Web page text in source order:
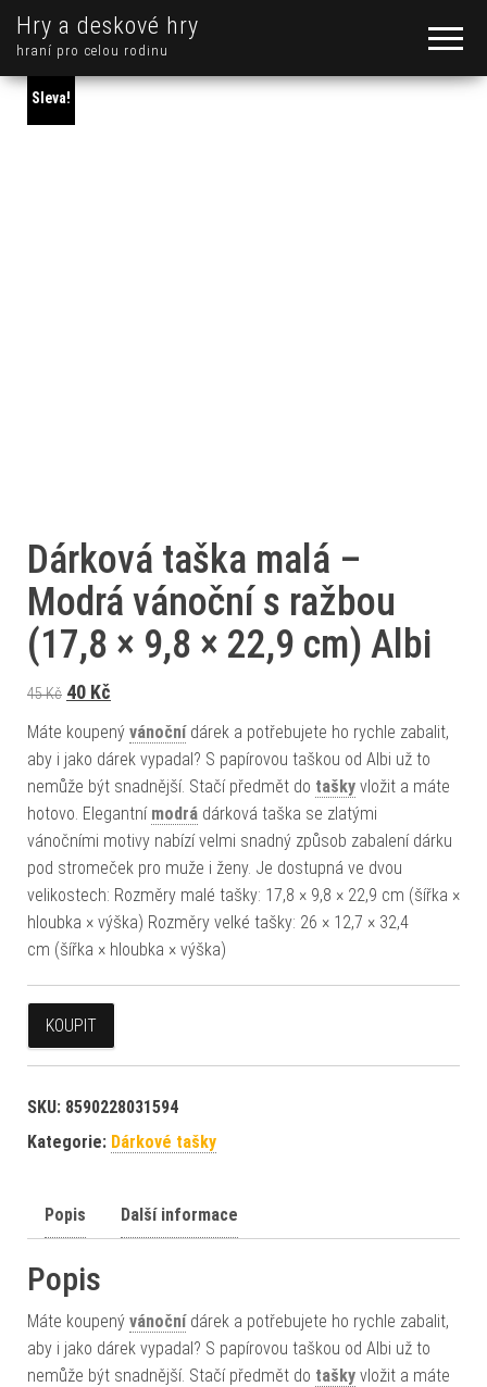
Hry a deskové hry
hraní pro celou rodinu
Sleva!
Dárková taška malá –
Modrá vánoční s ražbou
(17,8 × 9,8 × 22,9 cm) Albi
45Kč Původní cena byla: 45 Kč.
40 Kč
Máte koupený vánočnídárek a potřebujete ho rychle zabalit,
aby i jako dárek vypadal? S papírovou taškou od Albi už to
nemůže být snadnější. Stačí předmět do tašky vložit a máte
hotovo. Elegantní modrá dárková taška se zlatými
vánočními motivy nabízí velmi snadný způsob zabalení dárku
pod stromeček pro muže i ženy. Je dostupná ve dvou
velikostech: Rozměry malé tašky: 17,8 × 9,8 × 22,9 cm (šířka ×
hloubka × výška) Rozměry velké tašky: 26 × 12,7 × 32,4
cm (šířka × hloubka × výška)
KOUPIT
SKU: 8590228031594
Kategorie: Dárkové tašky
Popis Další informace
Popis
Máte koupený vánočnídárek a potřebujete ho rychle zabalit,
aby i jako dárek vypadal? S papírovou taškou od Albi už to
nemůže být snadnější. Stačí předmět do tašky vložit a máte